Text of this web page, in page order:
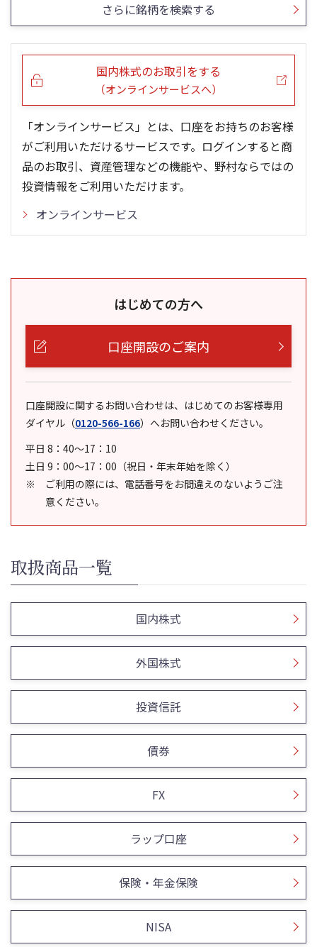
さらに銘柄を検索する
国内株式のお取引をする
（オンラインサービスへ）
「オンラインサービス」とは、口座をお持ちのお客様
がご利用いただけるサービスです。ログインすると商
品のお取引、資産管理などの機能や、野村ならではの
投資情報をご利用いただけます。
オンラインサービス
はじめての方へ
口座開設のご案内
口座開設に関するお問い合わせは、はじめてのお客様専用
ダイヤル （0120-566-166） へお問い合わせください。
平日 8：40～17：10
土日 9：00～17：00（祝日・年末年始を除く）
ご利用の際には、電話番号をお間違えのないようご注
意ください。
取扱商品一覧
国内株式
外国株式
投資信託
債券
FX
ラップ口座
保険・年金保険
NISA